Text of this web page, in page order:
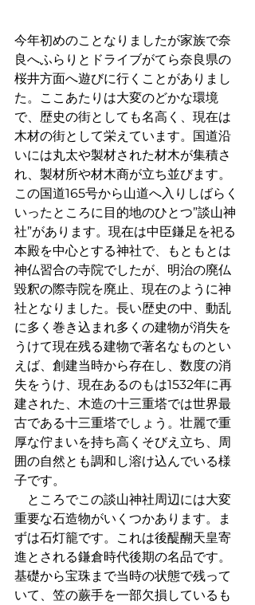
今年初めのことなりましたが家族で奈
良へふらりとドライブがてら奈良県の
桜井方面へ遊びに行くことがありまし
た。ここあたりは大変のどかな環境
で、歴史の街としても名高く、現在は
木材の街として栄えています。国道沿
いには丸太や製材された材木が集積さ
れ、製材所や材木商が立ち並びます。
この国道165号から山道へ入りしばらく
いったところに目的地のひとつ”談山神
社”があります。現在は中臣鎌足を祀る
本殿を中心とする神社で、もともとは
神仏習合の寺院でしたが、明治の廃仏
毀釈の際寺院を廃止、現在のように神
社となりました。長い歴史の中、動乱
に多く巻き込まれ多くの建物が消失を
うけて現在残る建物で著名なものとい
えば、創建当時から存在し、数度の消
失をうけ、現在あるのもは1532年に再
建された、木造の十三重塔では世界最
古である十三重塔でしょう。壮麗で重
厚な佇まいを持ち高くそびえ立ち、周
囲の自然とも調和し溶け込んでいる様
子です。
ところでこの談山神社周辺には大変
重要な石造物がいくつかあります。ま
ずは石灯籠です。これは後醍醐天皇寄
進とされる鎌倉時代後期の名品です。
基礎から宝珠まで当時の状態で残って
いて、笠の蕨手を一部欠損しているも